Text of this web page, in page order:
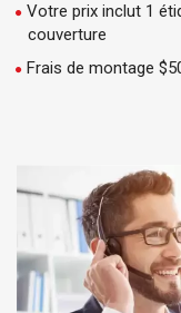
Votre prix inclut 1
couverture
Frais de montage